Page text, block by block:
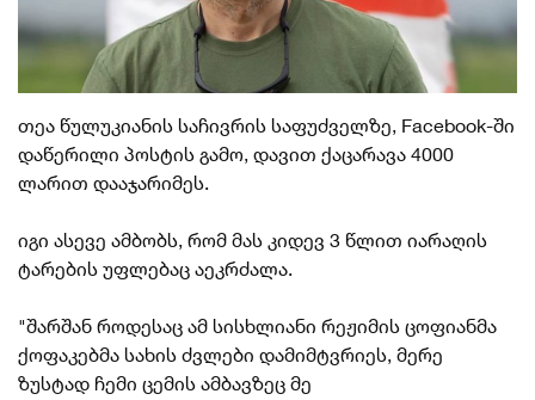
თეა წულუკიანის საჩივრის საფუძველზე, Facebook-ში
დაწერილი პოსტის გამო, დავით ქაცარავა 4000
ლარით დააჯარიმეს.
იგი ასევე ამბობს, რომ მას კიდევ 3 წლით იარაღის
ტარების უფლებაც აეკრძალა.
"შარშან როდესაც ამ სისხლიანი რეჟიმის ცოფიანმა
ქოფაკებმა სახის ძვლები დამიმტვრიეს, მერე
ზუსტად ჩემი ცემის ამბავზეც მე